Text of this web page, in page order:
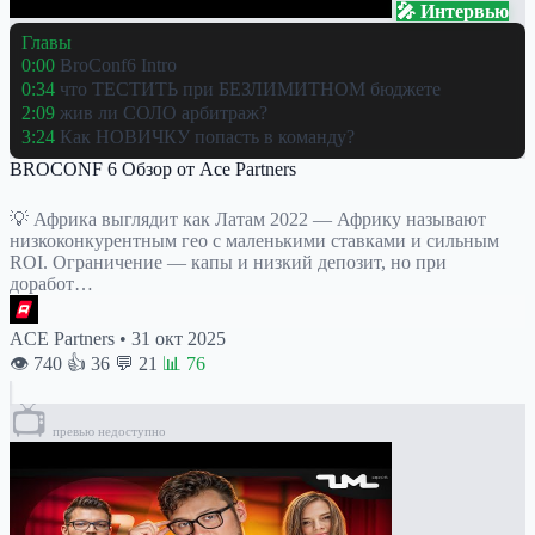
🎤 Интервью
Главы
0:00 BroConf6 Intro
0:34 что ТЕСТИТЬ при БЕЗЛИМИТНОМ бюджете
2:09 жив ли СОЛО арбитраж?
3:24 Как НОВИЧКУ попасть в команду?
BROCONF 6 Обзор от Ace Partners
💡 Африка выглядит как Латам 2022 — Африку называют
низкоконкурентным гео с маленькими ставками и сильным
ROI. Ограничение — капы и низкий депозит, но при
доработ…
ACE Partners • 31 окт 2025
👁 740 👍 36 💬 21 📊 76
📺 превью недоступно